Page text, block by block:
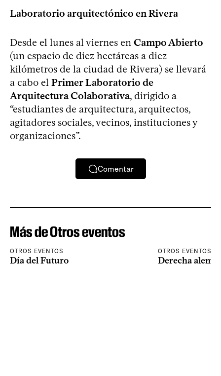
Laboratorio arquitectónico en Rivera
Desde el lunes al viernes en Campo Abierto
(un espacio de diez hectáreas a diez
kilómetros de la ciudad de Rivera) se llevará
a cabo el Primer Laboratorio de
Arquitectura Colaborativa, dirigido a
“estudiantes de arquitectura, arquitectos,
agitadores sociales, vecinos, instituciones y
organizaciones”.
Comentar
Más de Otros eventos
OTROS EVENTOS
Día del Futuro
OTROS EVENTOS
Derecha